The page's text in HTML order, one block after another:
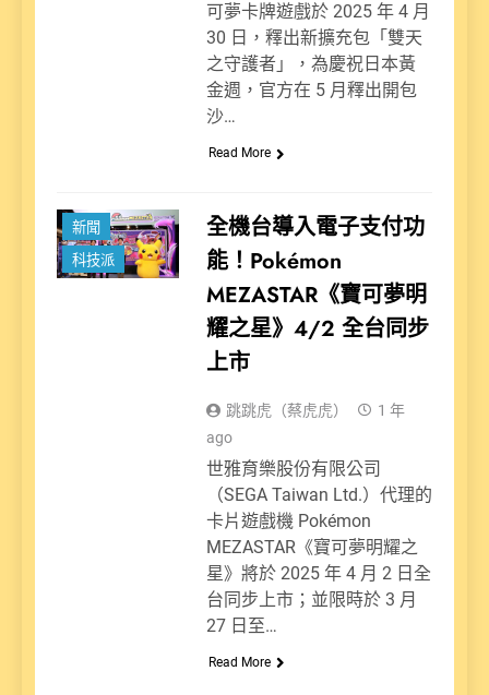
可夢卡牌遊戲於 2025 年 4 月
30 日，釋出新擴充包「雙天
之守護者」，為慶祝日本黃
金週，官方在 5 月釋出開包
沙…
Read More
新聞
科技派
全機台導入電子支付功
能！Pokémon
MEZASTAR《寶可夢明
耀之星》4/2 全台同步
上市
跳跳虎（蔡虎虎）
1 年
ago
世雅育樂股份有限公司
（SEGA Taiwan Ltd.）代理的
卡片遊戲機 Pokémon
MEZASTAR《寶可夢明耀之
星》將於 2025 年 4 月 2 日全
台同步上市；並限時於 3 月
27 日至…
Read More